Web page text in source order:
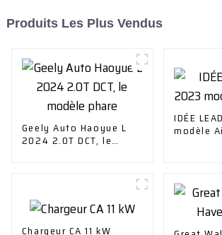
Produits Les Plus Vendus
Geely Auto Haoyue L
2024 2.0T DCT, le
IDÉE
modèle
Chargeur CA 11 kW